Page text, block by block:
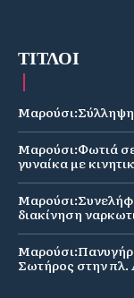
ΤΙΤΛΟΙ
Μαρούσι:Σύλληψη
Μαρούσι:Φωτιά
γυναίκα με
διακίνηση
Σωτήρος στην πλ.